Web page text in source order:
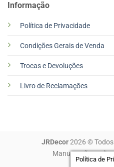
Informação
Política de Privacidade
Condições Gerais de Venda
Trocas e Devoluções
Livro de Reclamações
JRDecor2026 © Todos
Manutenção
Política de